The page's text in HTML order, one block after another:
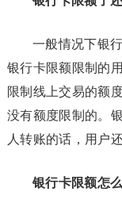
一般情况下银
银行卡限额限制的
限制线上交易的额
没有额度限制的。
人转账的话，用户
银行卡限额怎